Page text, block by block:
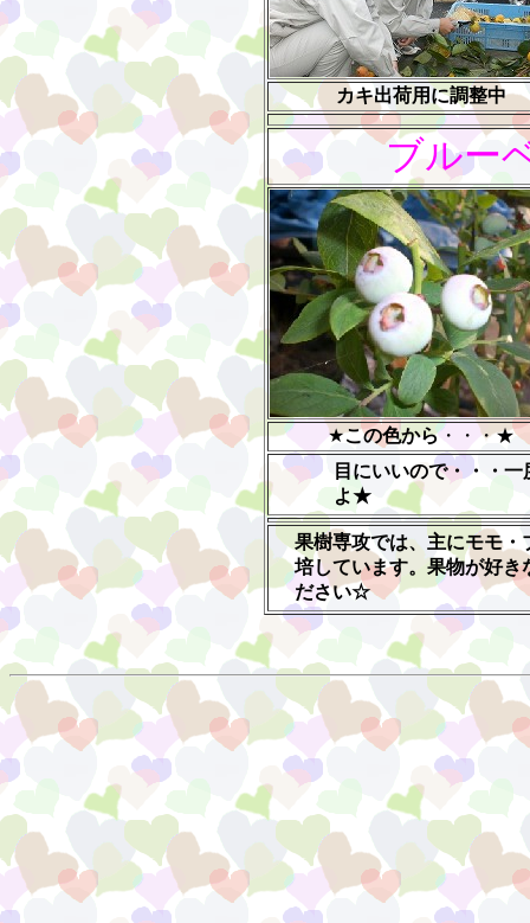
カキ出荷用に調整中
ブルー
★この色から・・・★
目にいいので・・・
よ★
果樹専攻では、主にモモ
培しています。果物が好
ださい☆